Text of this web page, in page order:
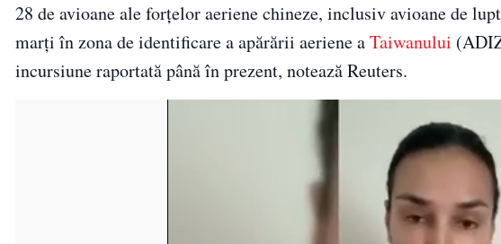
28 de avioane ale forțelor aeriene chineze, inclusiv avioane de
marți în zona de identificare a apărării aeriene aTaiwanului
incursiune raportată până în prezent, notează Reuters.